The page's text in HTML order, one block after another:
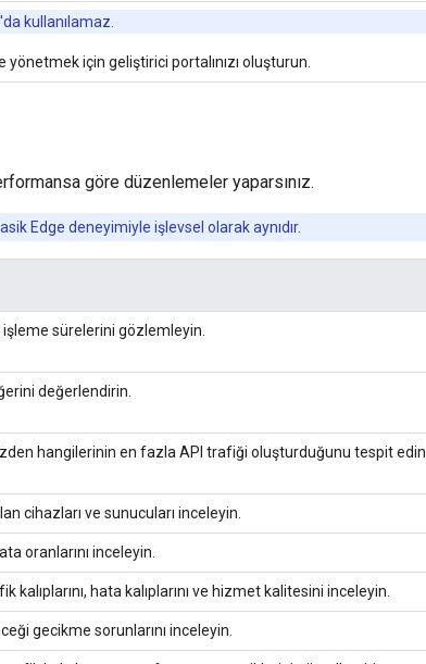
kullanılamaz.
için geliştirici portalınızı oluşturun.
göre düzenlemeler yaparsınız.
Edge deneyimiyle işlevsel olarak aynıdır.
sürelerini gözlemleyin.
değerlendirin.
hangilerinin en fazla API trafiği oluşturduğunu tespit edin.
cihazları ve sunucuları inceleyin.
oranlarını inceleyin.
kalıplarını, hata kalıplarını ve hizmet kalitesini inceleyin.
gecikme sorunlarını inceleyin.